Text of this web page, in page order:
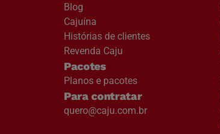
Blog
Cajuína
Histórias de clientes
Revenda Caju
Pacotes
Planos e pacotes
Para contratar
quero@caju.com.br